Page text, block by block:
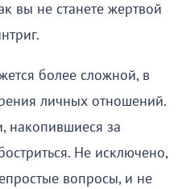
вы не станете жертвой
более сложной, в
личных отношений.
накопившиеся за
Не исключено,
вопросы, и не